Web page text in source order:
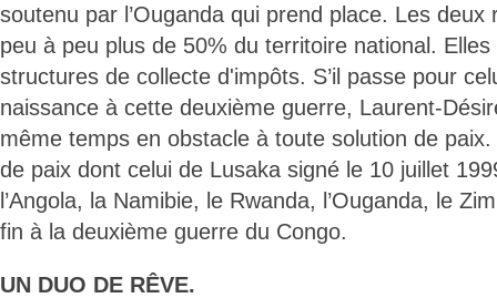
soutenu par l’Ouganda qui prend place. Les deux
peu à peu plus de 50% du territoire national.
structures de collecte d'impôts. S’il passe pour
naissance à cette deuxième guerre, Laurent-
même temps en obstacle à toute solution de
de paix dont celui de Lusaka signé le 10 juillet
l’Angola, la Namibie, le Rwanda, l’Ouganda, le
fin à la deuxième guerre du Congo.
UN DUO DE RÊVE.